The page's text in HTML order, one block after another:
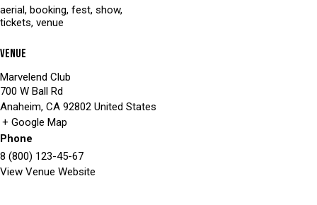
aerial, booking, fest, show,
tickets, venue
Venue
Marvelend Club
700 W Ball Rd
Anaheim, CA 92802 United States
+ Google Map
Phone
8 (800) 123-45-67
View Venue Website